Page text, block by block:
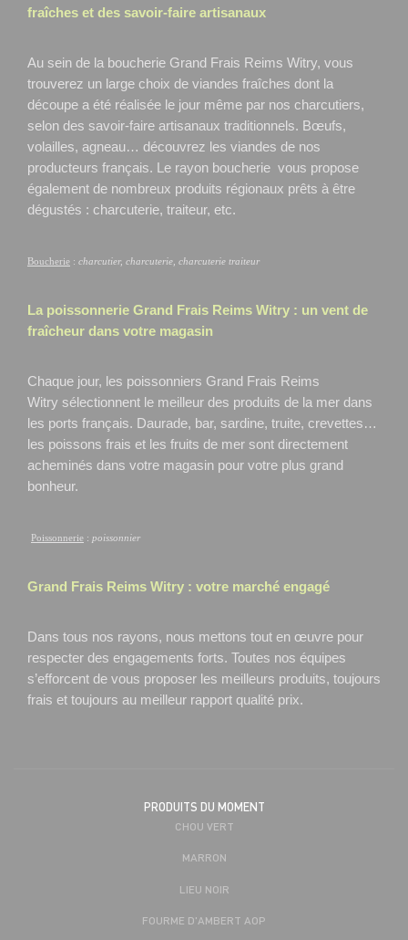
fraîches et des savoir-faire artisanaux
Au sein de la boucherie Grand Frais Reims Witry, vous
trouverez un large choix de viandes fraîches dont la
découpe a été réalisée le jour même par nos charcutiers,
selon des savoir-faire artisanaux traditionnels. Bœufs,
volailles, agneau… découvrez les viandes de nos
producteurs français. Le rayon boucherie vous propose
également de nombreux produits régionaux prêts à être
dégustés : charcuterie, traiteur, etc.
Boucherie : charcutier, charcuterie, charcuterie traiteur
La poissonnerie Grand Frais Reims Witry : un vent de
fraîcheur dans votre magasin
Chaque jour, les poissonniers Grand Frais Reims
Witry sélectionnent le meilleur des produits de la mer dans
les ports français. Daurade, bar, sardine, truite, crevettes…
les poissons frais et les fruits de mer sont directement
acheminés dans votre magasin pour votre plus grand
bonheur.
Poissonnerie : poissonnier
Grand Frais Reims Witry : votre marché engagé
Dans tous nos rayons, nous mettons tout en œuvre pour
respecter des engagements forts. Toutes nos équipes
s’efforcent de vous proposer les meilleurs produits, toujours
frais et toujours au meilleur rapport qualité prix.
PRODUITS DU MOMENT
CHOU VERT
MARRON
LIEU NOIR
FOURME D'AMBERT AOP